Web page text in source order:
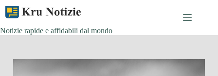
content
Notizie rapide e affidabili dal mondo